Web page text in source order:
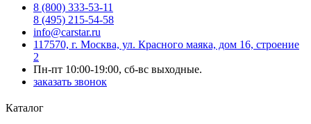
8 (800) 333-53-11
8 (495) 215-54-58
info@carstar.ru
117570, г. Москва, ул. Красного маяка, дом 16, строение
2
Пн-пт 10:00-19:00, сб-вс выходные.
заказать звонок
Каталог